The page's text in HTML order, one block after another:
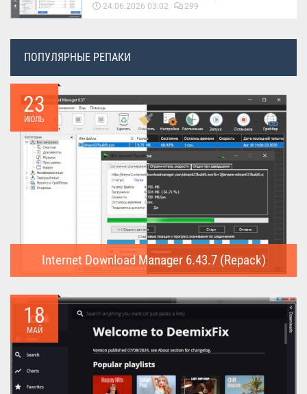
24.06.2026 03:02 299
ПОПУЛЯРНЫЕ РЕПАКИ
23
ИЮЛЬ
Internet Download Manager 6.43.7 (Repack)
предназначена для...
18
МАЙ